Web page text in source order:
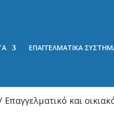
ΕΠΑΓΓΕΛΜΑΤΙΚΑ
και